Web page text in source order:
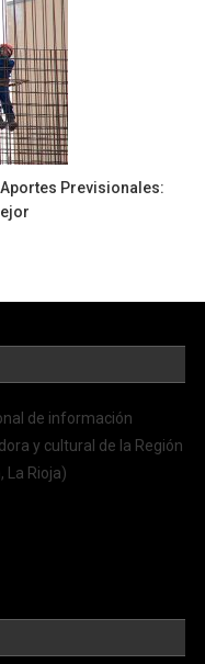
Previsionales:
de información
y cultural de la Región
La Rioja)